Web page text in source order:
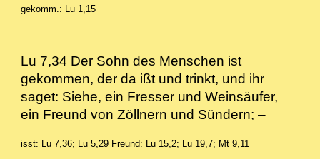
gekomm.: Lu 1,15
Lu 7,34 Der Sohn des Menschen ist
gekommen, der da ißt und trinkt, und ihr
saget: Siehe, ein Fresser und Weinsäufer,
ein Freund von Zöllnern und Sündern; –
isst: Lu 7,36; Lu 5,29 Freund: Lu 15,2; Lu 19,7; Mt 9,11